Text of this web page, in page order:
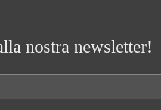
nostra newsletter!